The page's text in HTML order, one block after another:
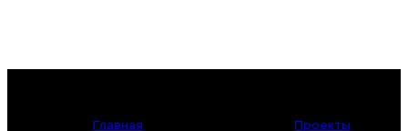
Главная Проекты